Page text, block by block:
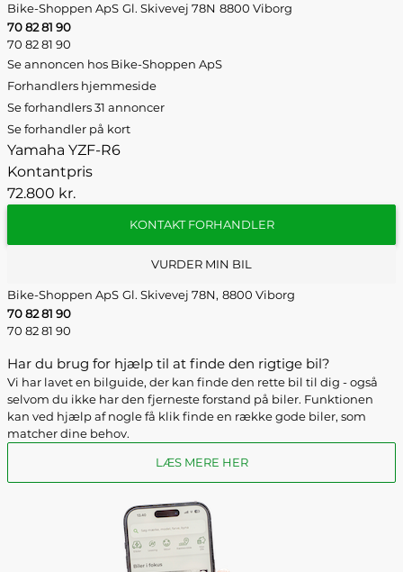
Bike-Shoppen ApS Gl. Skivevej 78N 8800 Viborg
70 82 81 90
70 82 81 90
Se annoncen hos Bike-Shoppen ApS
Forhandlers hjemmeside
Se forhandlers 31 annoncer
Se forhandler på kort
Yamaha YZF-R6
Kontantpris
72.800 kr.
KONTAKT FORHANDLER
VURDER MIN BIL
Bike-Shoppen ApS Gl. Skivevej 78N, 8800 Viborg
70 82 81 90
70 82 81 90
Har du brug for hjælp til at finde den rigtige bil?
Vi har lavet en bilguide, der kan finde den rette bil til dig - også
selvom du ikke har den fjerneste forstand på biler. Funktionen
kan ved hjælp af nogle få klik finde en række gode biler, som
matcher dine behov.
LÆS MERE HER